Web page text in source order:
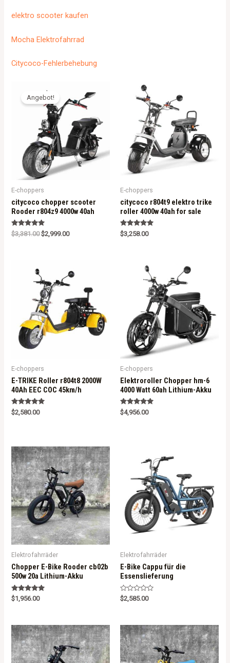
elektro scooter kaufen
Mocha Elektrofahrrad
Citycoco-Fehlerbehebung
Angebot!
E-choppers
citycoco chopper scooter
Rooder r804z9 4000w 40ah
Rated
5.00
$3,381.00 $2,999.00
E-choppers
citycoco r804t9 elektro trike
roller 4000w 40ah for sale
Rated
5.00
$3,258.00
E-choppers
E-TRIKE Roller r804t8 2000W
40Ah EEC COC 45km/h
Rated
5.00
$2,580.00
E-choppers
Elektroroller Chopper hm-6
4000 Watt 60ah Lithium-Akku
Rated
5.00
$4,956.00
Elektrofahrräder
Chopper E-Bike Rooder cb02b
500w 20a Lithium-Akku
Rated
5.00
$1,956.00
Elektrofahrräder
E-Bike Cappu für die
Essenslieferung
R
a
0
o
u
t
o
f
$2,585.00